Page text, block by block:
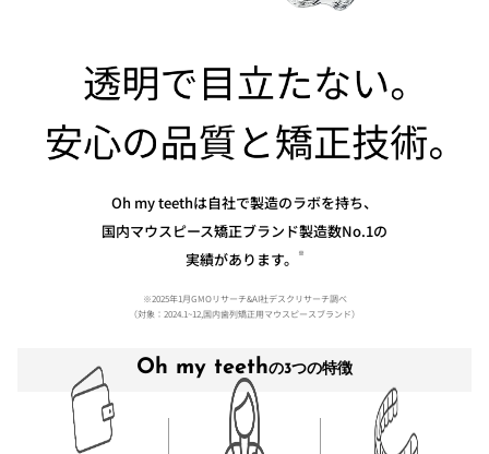
Oh my teethは自社で製造のラボを持ち、
国内マウスピース矯正ブランド製造数No.1の
実績があります。
※
※2025年1月GMOリサーチ&AI社デスクリサーチ調べ
（対象：2024.1~12,国内歯列矯正用マウスピースブランド）
Oh my teethの3つの特徴